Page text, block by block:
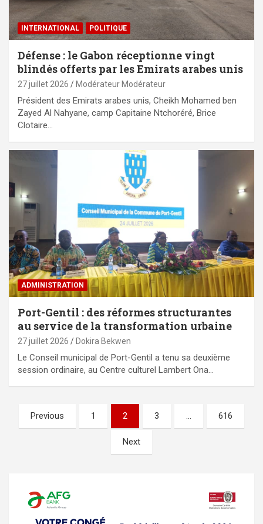
INTERNATIONAL POLITIQUE
Défense : le Gabon réceptionne vingt
blindés offerts par les Emirats arabes unis
27 juillet 2026 Modérateur Modérateur
Président des Emirats arabes unis, Cheikh Mohamed ben
Zayed Al Nahyane, camp Capitaine Ntchoréré, Brice
Clotaire…
ADMINISTRATION
Port-Gentil : des réformes structurantes
au service de la transformation urbaine
27 juillet 2026 Dokira Bekwen
Le Conseil municipal de Port-Gentil a tenu sa deuxième
session ordinaire, au Centre culturel Lambert Ona…
Pagination
des
Previous 1 2 3 … 616
Next